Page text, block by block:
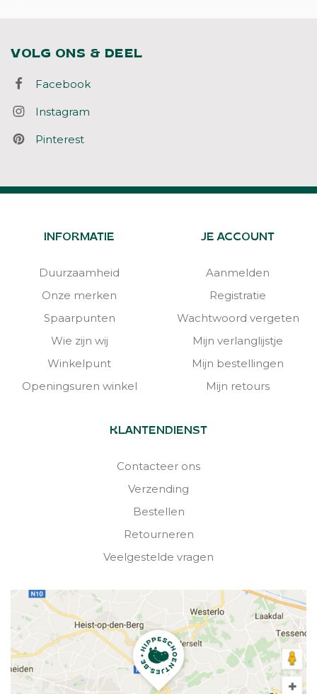
VOLG ONS & DEEL
Facebook
Instagram
Pinterest
INFORMATIE
Duurzaamheid
Onze merken
Spaarpunten
Wie zijn wij
Winkelpunt
Openingsuren winkel
JE ACCOUNT
Aanmelden
Registratie
Wachtwoord vergeten
Mijn verlanglijstje
Mijn bestellingen
Mijn retours
KLANTENDIENST
Contacteer ons
Verzending
Bestellen
Retourneren
Veelgestelde vragen